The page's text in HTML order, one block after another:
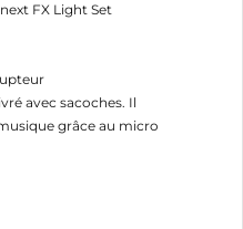
FX Light Set
avec sacoches. Il
grâce au micro